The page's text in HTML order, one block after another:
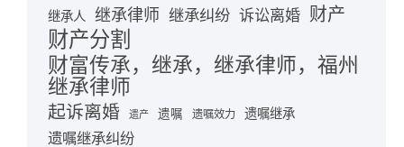
继承人 继承律师 继承纠纷 诉讼离婚 财产
财产分割
财富传承，继承，继承律师，福州
继承律师
起诉离婚 遗产 遗嘱 遗嘱效力 遗嘱继承
遗嘱继承纠纷